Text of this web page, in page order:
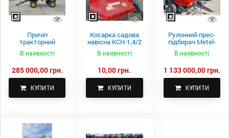
Причіп
тракторний
самоскидний
Spike 2 ПТС-4
В наявності
285 000,00 грн.
КУПИТИ
Косарка садова
навісна КСН-1,4/2
В наявності
10,00 грн.
КУПИТИ
Рулонний прес-
підбирач Metel-
Fach Z 587
В наявності
1 133 000,00 грн.
КУПИТИ